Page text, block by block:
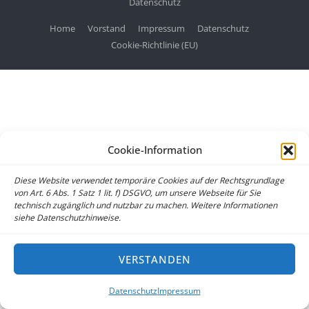
Cookie-Information
Diese Website verwendet temporäre Cookies auf der Rechtsgrundlage
von Art. 6 Abs. 1 Satz 1 lit. f) DSGVO, um unsere Webseite für Sie
technisch zugänglich und nutzbar zu machen. Weitere Informationen
siehe Datenschutzhinweise.
VERSTANDEN
DatenschutzImpressum
Home Vorstand Impressum
Datenschutz
Cookie-Richtlinie (EU)